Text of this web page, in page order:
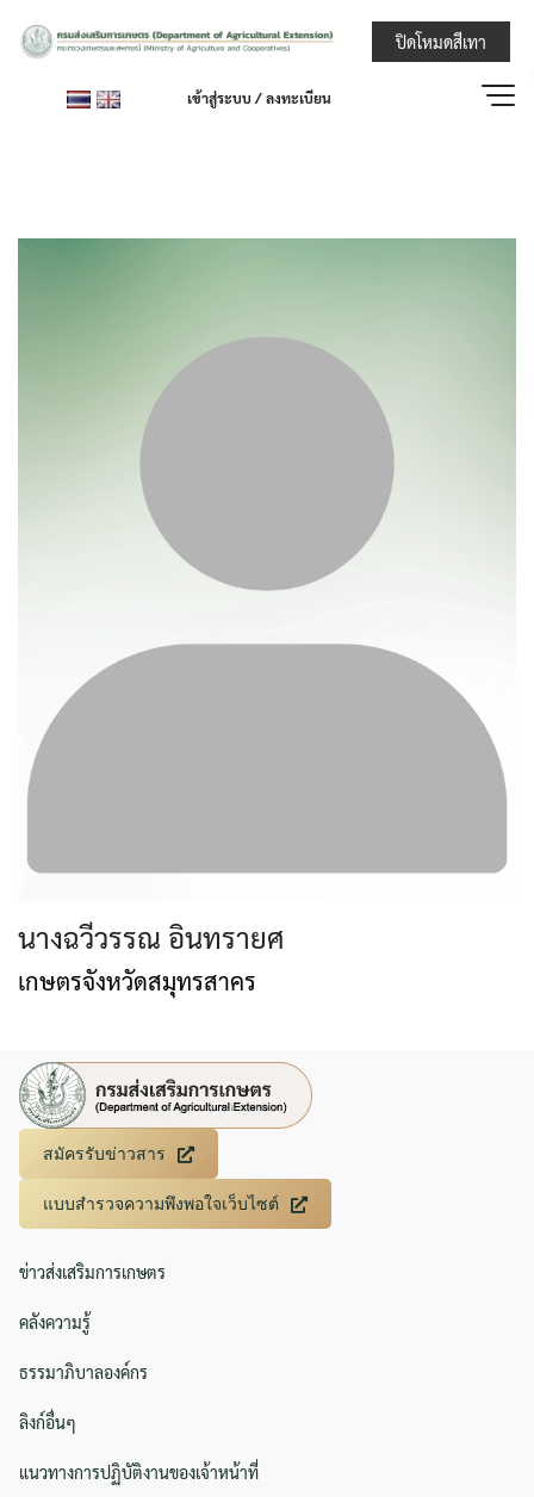
กรมส่งเสริมกา
เข้าสู่ระบบ / ลงทะเบียน
นางฉวีวรรณ อินทรายศ
เกษตรจังหวัดสมุทรสาคร
สมัครรับข่าวสาร
แบบสำรวจความพึงพอใจเว็บไซต์
ข่าวส่งเสริมการเกษตร
คลังความรู้
ธรรมาภิบาลองค์กร
ลิงก์อื่นๆ
แนวทางการปฏิบัติงานของเจ้าหน้าที่
ปิดโหมดสีเทา